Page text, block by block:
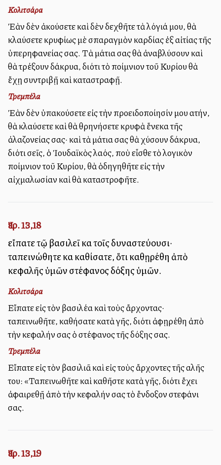
Κολιτσάρα
Ἐὰν δὲν ἀκούσετε καὶ δὲν δεχθῆτε τὰ λόγιά μου, θὰ
κλαύσετε κρυφίως μὲ σπαραγμὸν καρδίας ἐξ αἰτίας τῆς
ὑπερηφανείας σας. Τὰ μάτια σας θὰ ἀναβλύσουν καὶ
θὰ τρέξουν δάκρυα, διότι τὸ ποίμνιον τοῦ Κυρίου θὰ
ἔχῃ συντριβῇ καὶ καταστραφῇ.
Τρεμπέλα
Ἐὰν δὲν ὑπακούσετε εἰς τὴν προειδοποίησίν μου αὐτήν,
θὰ κλαύσετε καὶ θὰ θρηνήσετε κρυφὰ ἕνεκα τῆς
ἀλαζονείας σας· καὶ τὰ μάτια σας θὰ χύσουν δάκρυα,
διότι σεῖς, ὁ Ἰουδαϊκὸς λαός, ποὺ εἶσθε τὸ λογικὸν
ποίμνιον τοῦ Κυρίου, θὰ ὁδηγηθῆτε εἰς τὴν
αἰχμαλωσίαν καὶ θὰ καταστροφῆτε.
Ἰερ. 13,18
εἴπατε τῷ βασιλεῖ καὶ τοῖς δυναστεύουσι·
ταπεινώθητε καὶ καθίσατε, ὅτι καθῃρέθη ἀπὸ
κεφαλῆς ὑμῶν στέφανος δόξης ὑμῶν.
Κολιτσάρα
Εἴπατε εἰς τὸν βασιλέα καὶ τοὺς ἄρχοντας·
ταπεινωθῆτε, καθήσατε κατὰ γῆς, διότι ἀφῃρέθη ἀπὸ
τὴν κεφαλήν σας ὁ στέφανος τῆς δόξης σας.
Τρεμπέλα
Εἴπατε εἰς τὸν βασιλιᾶ καὶ εἰς τοὺς ἄρχοντες τῆς αὐλῆς
του: «Ταπεινωθῆτε καὶ καθῆστε κατὰ γῆς, διότι ἔχει
ἀφαιρεθῇ ἀπὸ τὴν κεφαλήν σας τὸ ἔνδοξον στεφάνι
σας.
Ἰερ. 13,19